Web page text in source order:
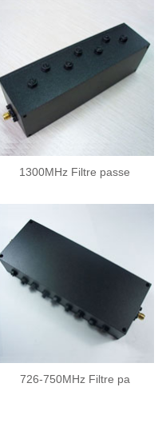
1300MHz Filtre passe
726-750MHz Filtre pa